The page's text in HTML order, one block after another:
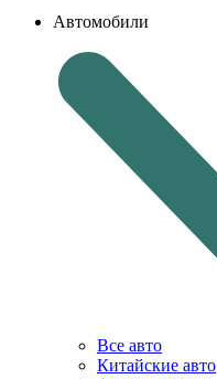
Автомобили
Все авто
Китайские авто